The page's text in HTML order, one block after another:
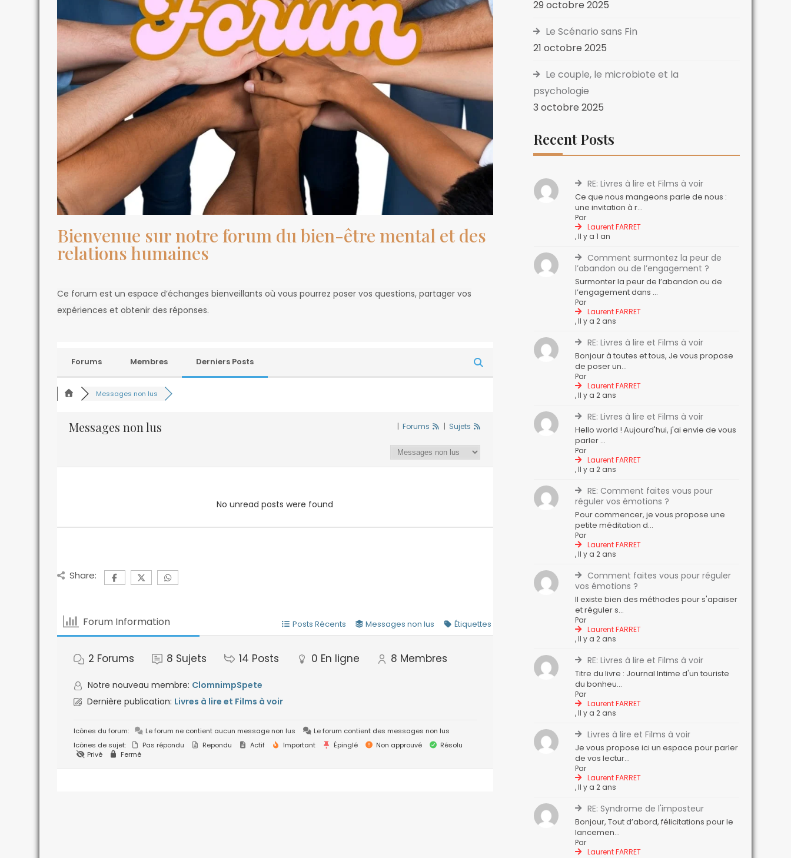
Bienvenue sur notre forum du bien-être mental et des
relations humaines
Ce forum est un espace d’échanges bienveillants où vous pourrez poser vos questions, partager vos
expériences et obtenir des réponses.
Forums Membres Derniers Posts
Messages non lus
Messages non lus | Forums | Sujets
No unread posts were found
Share:
Forum Information Posts Récents Messages non lus Étiquettes
2 Forums 8 Sujets 14 Posts 0 En ligne 8 Membres
Notre nouveau membre: ClomnimpSpete
Dernière publication: Livres à lire et Films à voir
Icônes du forum: Le forum ne contient aucun message non lus
Le forum contient des messages non lus
Icônes de sujet:
Pas répondu Repondu Actif Important Épinglé Non approuvé
Résolu
Privé
Fermé
29 octobre 2025
Le Scénario sans Fin
21 octobre 2025
Le couple, le microbiote et la
psychologie
3 octobre 2025
Recent Posts
RE: Livres à lire et Films à voir
Ce que nous mangeons parle de nous :
une invitation à r...
Par
Laurent FARRET
,Il y a 1 an
Comment surmontez la peur de
l’abandon ou de l’engagement ?
Surmonter la peur de l’abandon ou de
l’engagement dans ...
Par
Laurent FARRET
,Il y a 2 ans
RE: Livres à lire et Films à voir
Bonjour à toutes et tous, Je vous propose
de poser un...
Par
Laurent FARRET
,Il y a 2 ans
RE: Livres à lire et Films à voir
Hello world ! Aujourd'hui, j'ai envie de vous
parler ...
Par
Laurent FARRET
,Il y a 2 ans
RE: Comment faites vous pour
réguler vos émotions ?
Pour commencer, je vous propose une
petite méditation d...
Par
Laurent FARRET
,Il y a 2 ans
Comment faites vous pour réguler
vos émotions ?
Il existe bien des méthodes pour s'apaiser
et réguler s...
Par
Laurent FARRET
,Il y a 2 ans
RE: Livres à lire et Films à voir
Titre du livre : Journal Intime d'un touriste
du bonheu...
Par
Laurent FARRET
,Il y a 2 ans
Livres à lire et Films à voir
Je vous propose ici un espace pour parler
de vos lectur...
Par
Laurent FARRET
,Il y a 2 ans
RE: Syndrome de l'imposteur
Bonjour, Tout d’abord, félicitations pour le
lancemen...
Par
Laurent FARRET